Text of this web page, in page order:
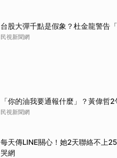
台股大彈千點是假象？杜金龍警告
民視新聞網
「你的油我要通報什麼」？黃偉哲
民視新聞網
每天傳LINE關心！她2天聯絡不上
哭網
取消